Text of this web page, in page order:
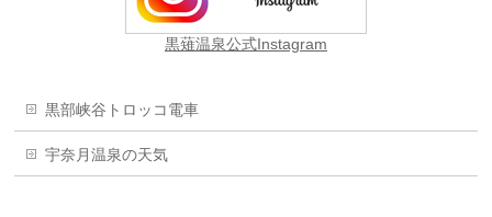
黒薙温泉公式Instagram
黒部峡谷トロッコ電車
宇奈月温泉の天気